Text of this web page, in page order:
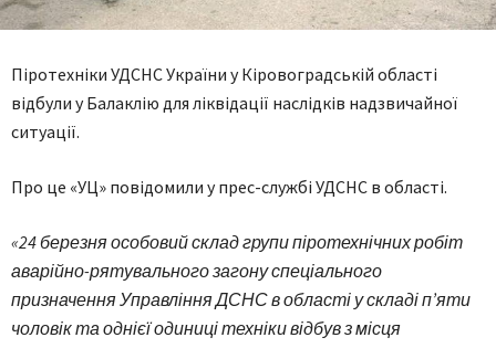
Піротехніки УДСНС України у Кіровоградській області
відбули у Балаклію для ліквідації наслідків надзвичайної
ситуації.
Про це «УЦ» повідомили у прес-службі УДСНС в області.
«24 березня особовий склад групи піротехнічних робіт
аварійно-рятувального загону спеціального
призначення Управління ДСНС в області у складі п’яти
чоловік та однієї одиниці техніки відбув з місця